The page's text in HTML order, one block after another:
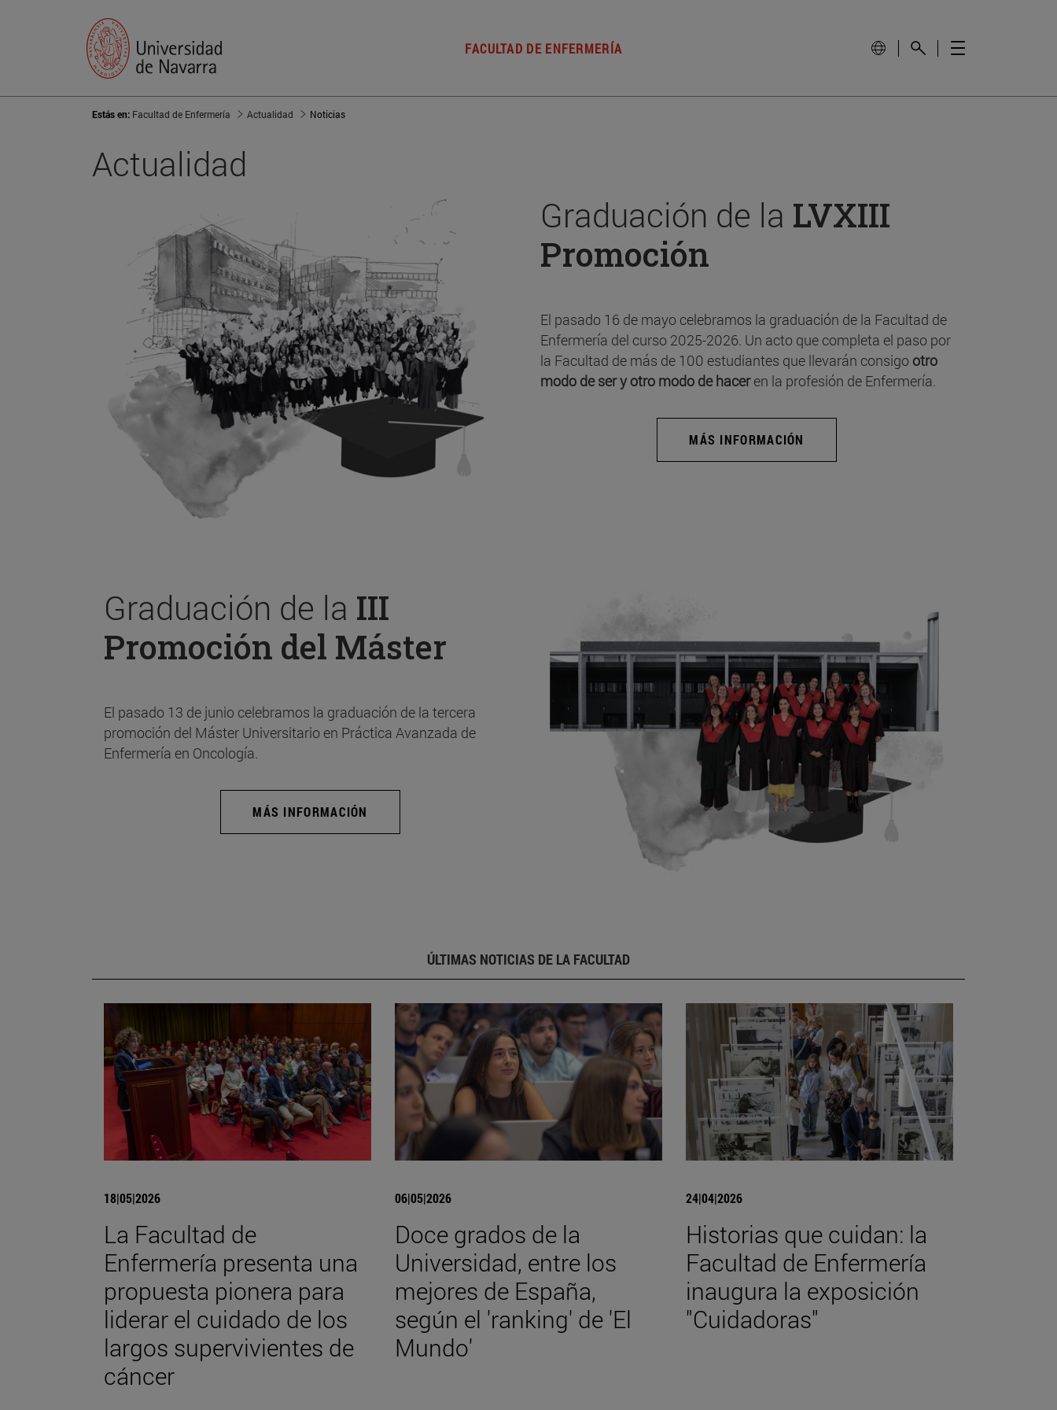
FACULTAD DE ENFERMERÍA
Estás en: Facultad de Enfermería Actualidad Noticias
Actualidad
Graduación de la LVXIII
Promoción
El pasado 16 de mayo celebramos la graduación de la Facultad de
Enfermería del curso 2025-2026. Un acto que completa el paso por
la Facultad de más de 100 estudiantes que llevarán consigo otro
modo de ser y otro modo de haceren la profesión de Enfermería.
MÁS INFORMACIÓN
Graduación de la III
Promoción del Máster
El pasado 13 de junio celebramos la graduación de la tercera
promoción del Máster Universitario en Práctica Avanzada de
Enfermería en Oncología.
MÁS INFORMACIÓN
ÚLTIMAS NOTICIAS DE LA FACULTAD
18|05|2026
La Facultad de
Enfermería presenta una
propuesta pionera para
liderar el cuidado de los
largos supervivientes de
cáncer
06|05|2026
Doce grados de la
Universidad, entre los
mejores de España,
según el 'ranking' de 'El
Mundo'
24|04|2026
Historias que cuidan: la
Facultad de Enfermería
inaugura la exposición
"Cuidadoras"